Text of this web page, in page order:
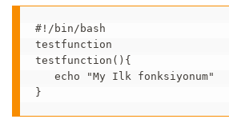
#!/bin/bash
testfunction
testfunction(){
echo "My Ilk fonksiyonum"
}